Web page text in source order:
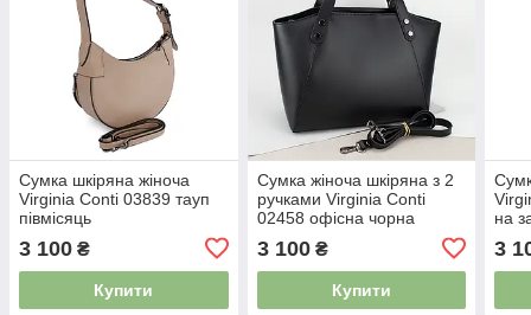
Сумка шкіряна жіноча
Virginia Conti 03839 тауп
півмісяць
3 100 ₴
Купити
Сумка жіноча шкіряна з 2
ручками Virginia Conti
02458 офісна чорна
3 100₴
Купити
на
3